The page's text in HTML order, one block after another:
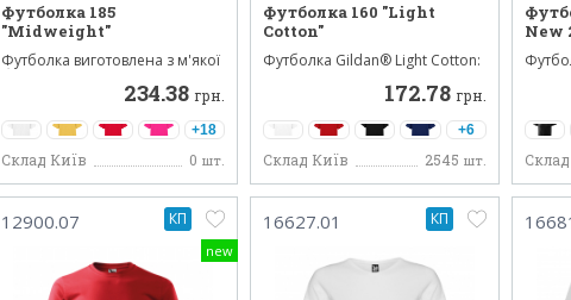
Футболка 185
"Midweight"
Футболка виготовлена з м'якої
бавовни Softsty...
234.38 грн.
+18
Склад Київ 0 шт.
Футболка 160 "Light
Cotton"
Футболка Gildan® Light Cotton:
Ця лінійка поєднує...
172.78 грн.
+6
Склад Київ 2545 шт.
New
з
new
12900.07 КП 16627.01 КП